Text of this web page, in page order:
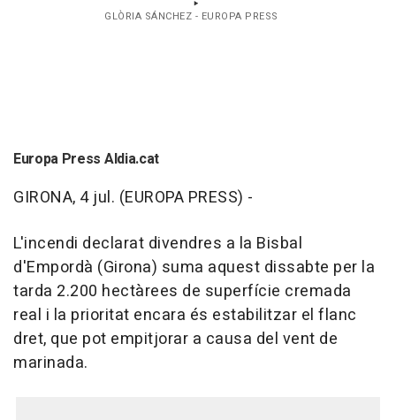
GLÒRIA SÁNCHEZ - EUROPA PRESS
Europa Press Aldia.cat
GIRONA, 4 jul. (EUROPA PRESS) -
L'incendi declarat divendres a la Bisbal
d'Empordà (Girona) suma aquest dissabte per la
tarda 2.200 hectàrees de superfície cremada
real i la prioritat encara és estabilitzar el flanc
dret, que pot empitjorar a causa del vent de
marinada.